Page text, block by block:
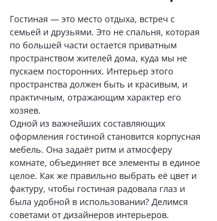
Гостиная — это место отдыха, встреч с
семьей и друзьями. Это не спальня, которая
по большей части остается приватным
пространством жителей дома, куда мы не
пускаем посторонних. Интерьер этого
пространства должен быть и красивым, и
практичным, отражающим характер его
хозяев.
Одной из важнейших составляющих
оформления гостиной становится корпусная
мебель. Она задаёт ритм и атмосферу
комнате, объединяет все элементы в единое
целое. Как же правильно выбрать её цвет и
фактуру, чтобы гостиная радовала глаз и
была удобной в использовании? Делимся
советами от дизайнеров интерьеров.
Какая мебель вас интересует?
Опишите ваши пожелания и предпочтения
Прикрепить файл (1 файл, до 10 Мб)
Я даю согласие на
обработку
персональных данных
Я принимаю условияполитики
конфиденциальности
Нижний Тагил, ул. Космонавтов, 13а
+7 (969) 999-24-14
Перейти
Екатеринбург, ул. Академика Сахарова, 53
+7 (969) 777-61-44
Перейти
Екатеринбург, ул. Щорса, 96
+7 (969) 999-24-85
Перейти
Тюмень, Мельникайте, 104, ТД «Премьер
Дом», 2 этаж
+7 (967) 555-68-60
Перейти